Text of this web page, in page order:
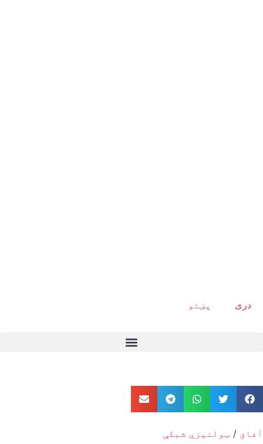
دری پښتو
آفاق / ټولنیزې شبکې